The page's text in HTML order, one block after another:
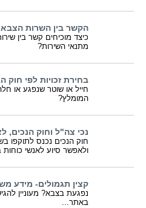
הקשר בין השרות
כיצד מוכיחים קשר בין
מתנאי השירות?
בחירת זכויות לפי חוק
חייל או שוטר שנפגע או
המומלץ?
נכי צה"ל וחוק הנכים,
ולאפשר סיוע לאנשי
קצין תגמולים- מידע
נפגעת בצבא? מעוניין
באתר...